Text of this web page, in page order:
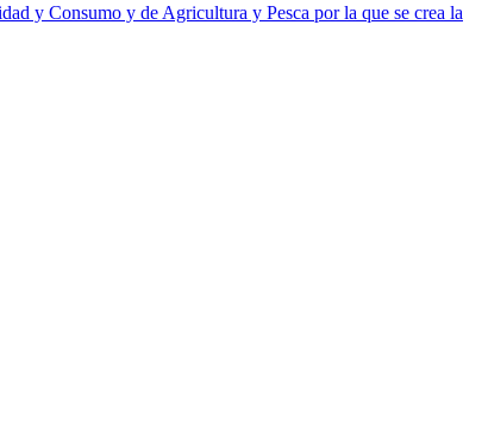
y Consumo y de Agricultura y Pesca por la que se crea la